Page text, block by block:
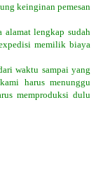
keinginan pemesan
lengkap sudah
memilik biaya
waktu sampai yang
harus menunggu
memproduksi dulu